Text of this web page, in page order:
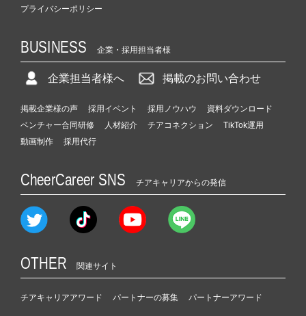
プライバシーポリシー
BUSINESS 企業・採用担当者様
企業担当者様へ 掲載のお問い合わせ
掲載企業様の声 採用イベント 採用ノウハウ
資料ダウンロード
ベンチャー合同研修
人材紹介 チアコネクション
TikTok運用
動画制作
採用代行
CheerCareer SNS チアキャリアからの発信
OTHER 関連サイト
チアキャリアアワード パートナーの募集 パートナーアワード